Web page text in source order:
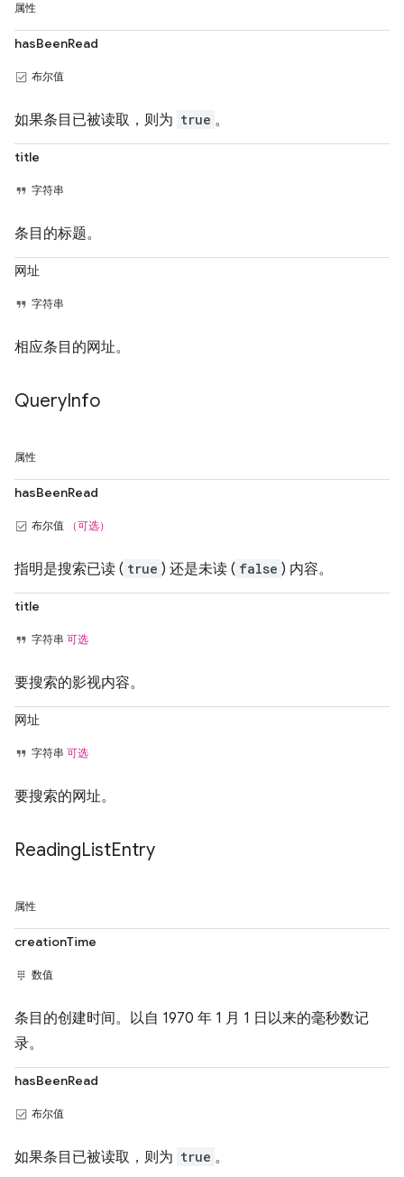
属性
hasBeenRead
布尔值
如果条目已被读取，则为 true 。
title
字符串
条目的标题。
网址
字符串
相应条目的网址。
QueryInfo
属性
hasBeenRead
布尔值 （可选）
指明是搜索已读 ( true ) 还是未读 ( false ) 内容。
title
字符串 可选
要搜索的影视内容。
网址
字符串 可选
要搜索的网址。
ReadingListEntry
属性
creationTime
数值
条目的创建时间。以自 1970 年 1 月 1 日以来的毫秒数记
录。
hasBeenRead
布尔值
如果条目已被读取，则为 true 。